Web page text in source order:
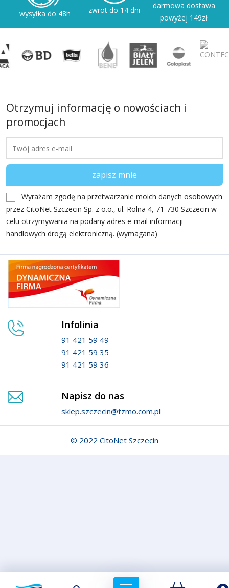
wysyłka do 48h zwrot do 14 dni
darmowa dostawa
powyżej 149zł
Otrzymuj informację o nowościach i
promocjach
Wyrażam zgodę na przetwarzanie moich danych osobowych
przez CitoNet Szczecin Sp. z o.o., ul. Rolna 4, 71-730 Szczecin w
celu otrzymywania na podany adres e-mail informacji
handlowych drogą elektroniczną. (wymagana)
Infolinia
91 421 59 49
91 421 59 35
91 421 59 36
Napisz do nas
sklep.szczecin@tzmo.com.pl
© 2022 CitoNet Szczecin